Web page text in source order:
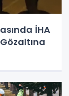
İHA